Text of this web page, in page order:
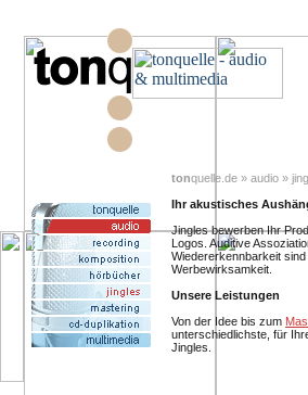
tonquelle.de » audio »
Ihr akustisches
Jingles bewerben Ihr
Logos. Auditive
Wiedererkennbarkeit
Werbewirksamkeit.
Unsere Leistungen
Von der Idee bis zum
unterschiedlichste, für
Jingles.